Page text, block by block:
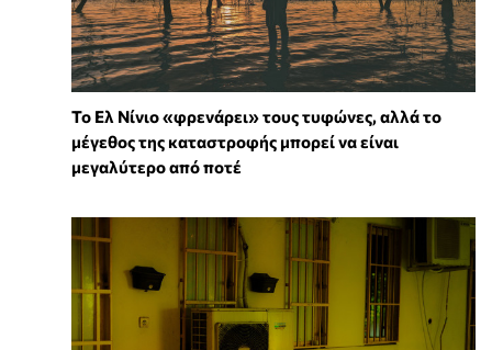
Το Ελ Νίνιο «φρενάρει» τους τυφώνες, αλλά το
μέγεθος της καταστροφής μπορεί να είναι
μεγαλύτερο από ποτέ